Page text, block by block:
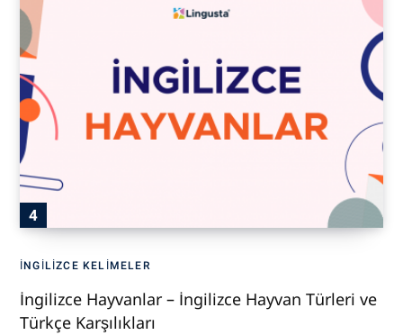
İNGILIZCE KELIMELER
İngilizce Hayvanlar – İngilizce Hayvan Türleri ve
Türkçe Karşılıkları